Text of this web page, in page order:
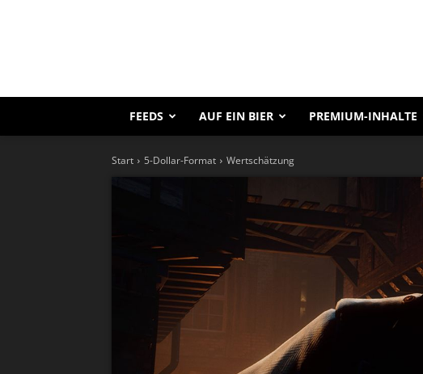
FEEDS AUF EIN BIER PREMIUM-INHALTE
Start 5-Dollar-Format Wertschätzung